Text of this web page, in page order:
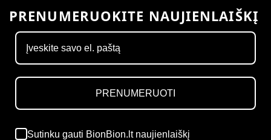
PRENUMERUOKITE NAUJIENLAIŠKĮ
PRENUMERUOTI
Sutinku gauti BionBion.lt naujienlaiškį